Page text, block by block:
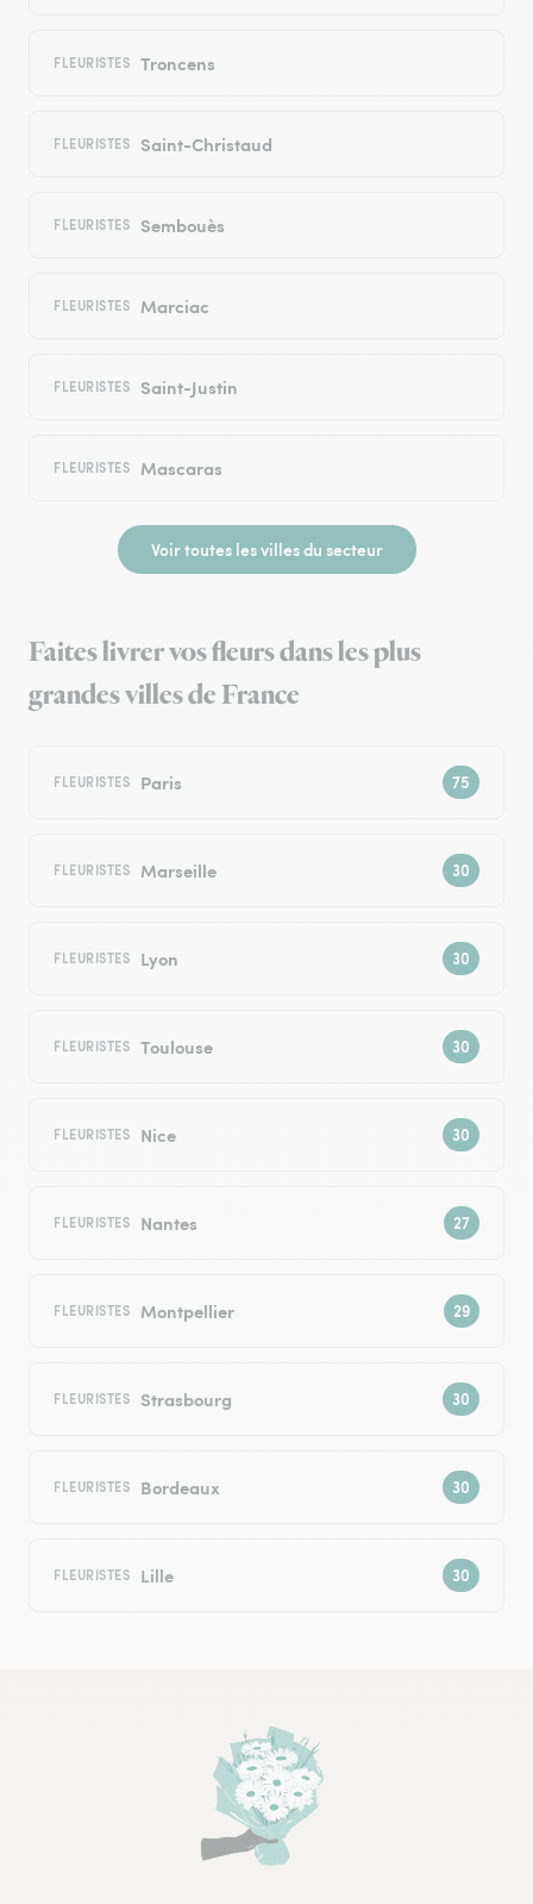
FLEURISTES Troncens
FLEURISTES Saint-Christaud
FLEURISTES Sembouès
FLEURISTES Marciac
FLEURISTES Saint-Justin
FLEURISTES Mascaras
Voir toutes les villes du secteur
Faites livrer vos fleurs dans les plus
grandes villes de France
FLEURISTES Paris
FLEURISTES Marseille
FLEURISTES Lyon
FLEURISTES Toulouse
FLEURISTES Nice
FLEURISTES Nantes
FLEURISTES Montpellier
FLEURISTES Strasbourg
FLEURISTES Bordeaux
FLEURISTES Lille